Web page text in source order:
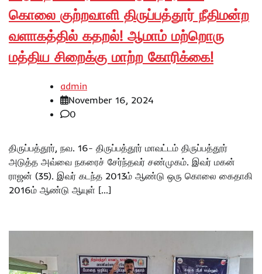
கொலை குற்றவாளி திருப்பத்தூர் நீதிமன்ற
வளாகத்தில் கதறல்! ஆமாம் மற்றொரு
மத்திய சிறைக்கு மாற்ற கோரிக்கை!
admin
November 16, 2024
0
திருப்பத்தூர், நவ. 16- திருப்பத்தூர் மாவட்டம் திருப்பத்தூர்
அடுத்த அவ்வை நகரைச் சேர்ந்தவர் சண்முகம். இவர் மகன்
ராஜன் (35). இவர் கடந்த 2013ம் ஆண்டு ஒரு கொலை கைதாகி
2016ம் ஆண்டு ஆயுள் […]